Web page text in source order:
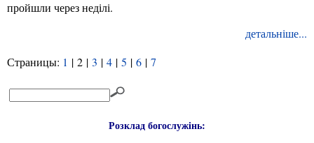
пройшли через неділі.
детальніше...
Страницы: 1 | 2 | 3 | 4 | 5 | 6 | 7
Розклад богослужінь: